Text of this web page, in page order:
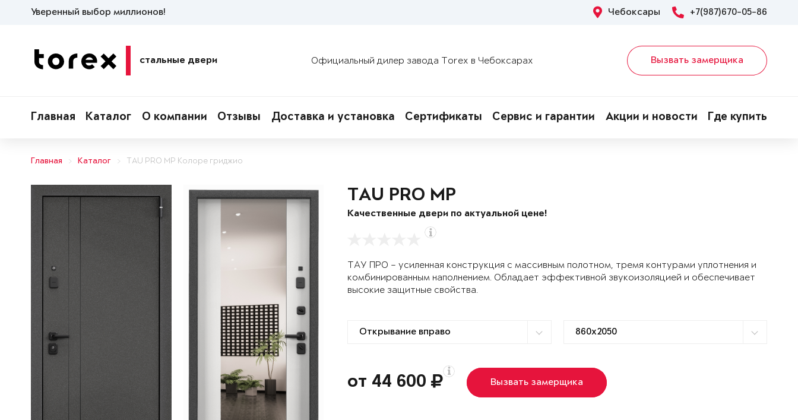
Уверенный выбор миллионов! Чебоксары +7(987)670-05-86
стальные двери Официальный дилер завода Torex в Чебоксарах Вызвать замерщика
Главная Каталог О компании Отзывы Доставка и установка Сертификаты Сервис и гарантии Акции и новости Где купить
Главная Каталог TAU PRO MP Колоре гриджио
TAU PRO MP
Качественные двери по актуальной цене!
ТАУ ПРО – усиленная конструкция с массивным полотном, тремя контурами уплотнения и
комбинированным наполнением. Обладает эффективной звукоизоляцией и обеспечивает
высокие защитные свойства.
от 44 600 Вызвать замерщика